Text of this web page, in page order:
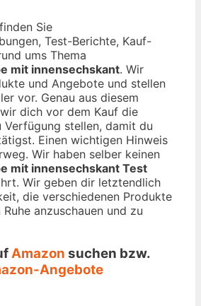
Sie
Test-Berichte, Kauf-
ums Thema
mit innensechskant. Wir
und Angebote und stellen
vor. Genau aus diesem
dich vor dem Kauf die
Verfügung stellen, damit du
Einen wichtigen Hinweis
Wir haben selber keinen
mit innensechskant Test
Wir geben dir letztendlich
die verschiedenen Produkte
anzuschauen und zu
Amazon suchen bzw.
Angebote